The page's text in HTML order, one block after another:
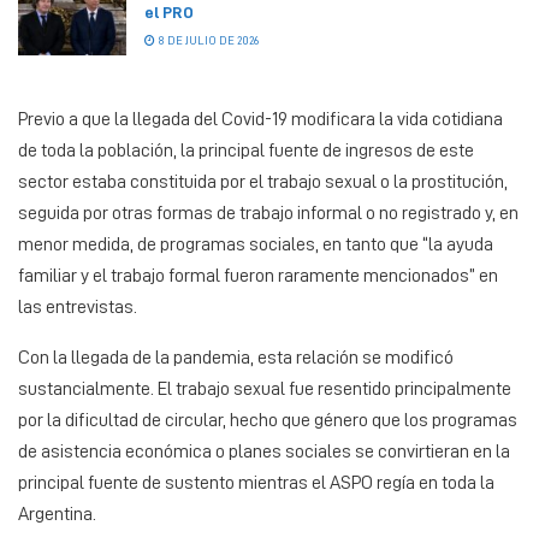
el PRO
8 DE JULIO DE 2026
Previo a que la llegada del Covid-19 modificara la vida cotidiana
de toda la población, la principal fuente de ingresos de este
sector estaba constituida por el trabajo sexual o la prostitución,
seguida por otras formas de trabajo informal o no registrado y, en
menor medida, de programas sociales, en tanto que “la ayuda
familiar y el trabajo formal fueron raramente mencionados” en
las entrevistas.
Con la llegada de la pandemia, esta relación se modificó
sustancialmente. El trabajo sexual fue resentido principalmente
por la dificultad de circular, hecho que género que los programas
de asistencia económica o planes sociales se convirtieran en la
principal fuente de sustento mientras el ASPO regía en toda la
Argentina.